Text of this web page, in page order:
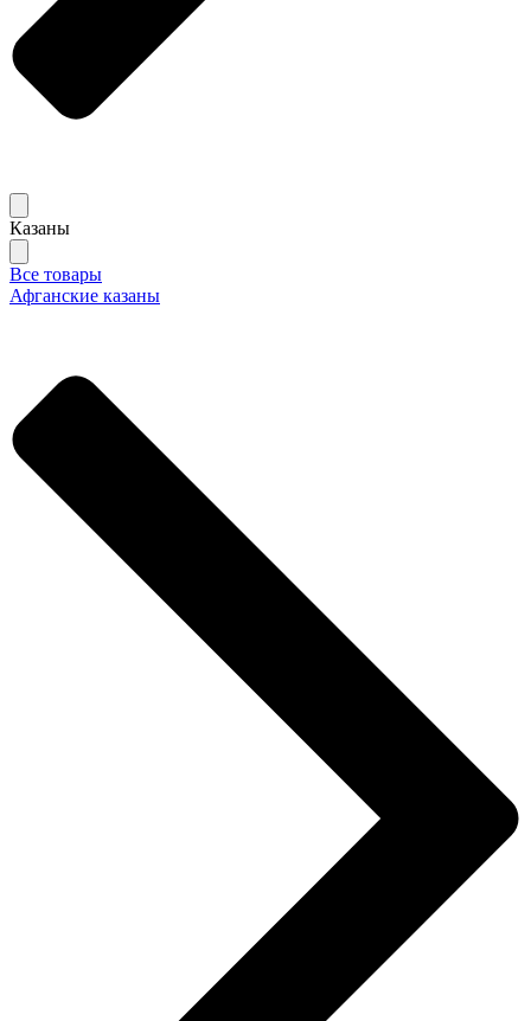
Казаны
Все товары
Афганские казаны